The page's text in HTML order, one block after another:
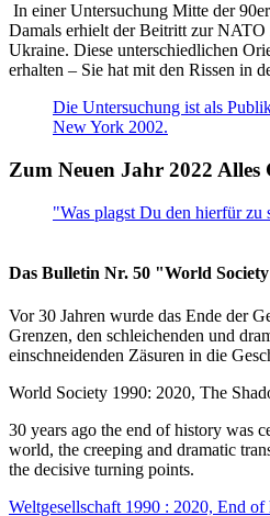
In einer Untersuchung Mitte der
Damals erhielt der Beitritt zur
Ukraine. Diese unterschiedlichen
erhalten – Sie hat mit den Rissen in
Die Untersuchung ist als
New York 2002.
Zum Neuen Jahr 2022 Alles
"Was plagst Du den hierfür
Das Bulletin Nr. 50 "World
Vor 30 Jahren wurde das Ende der
Grenzen, den schleichenden und
einschneidenden Zäsuren in die
World Society 1990: 2020, The
30 years ago the end of history was
world, the creeping and dramatic
the decisive turning points.
Weltgesellschaft 1990 : 2020, End